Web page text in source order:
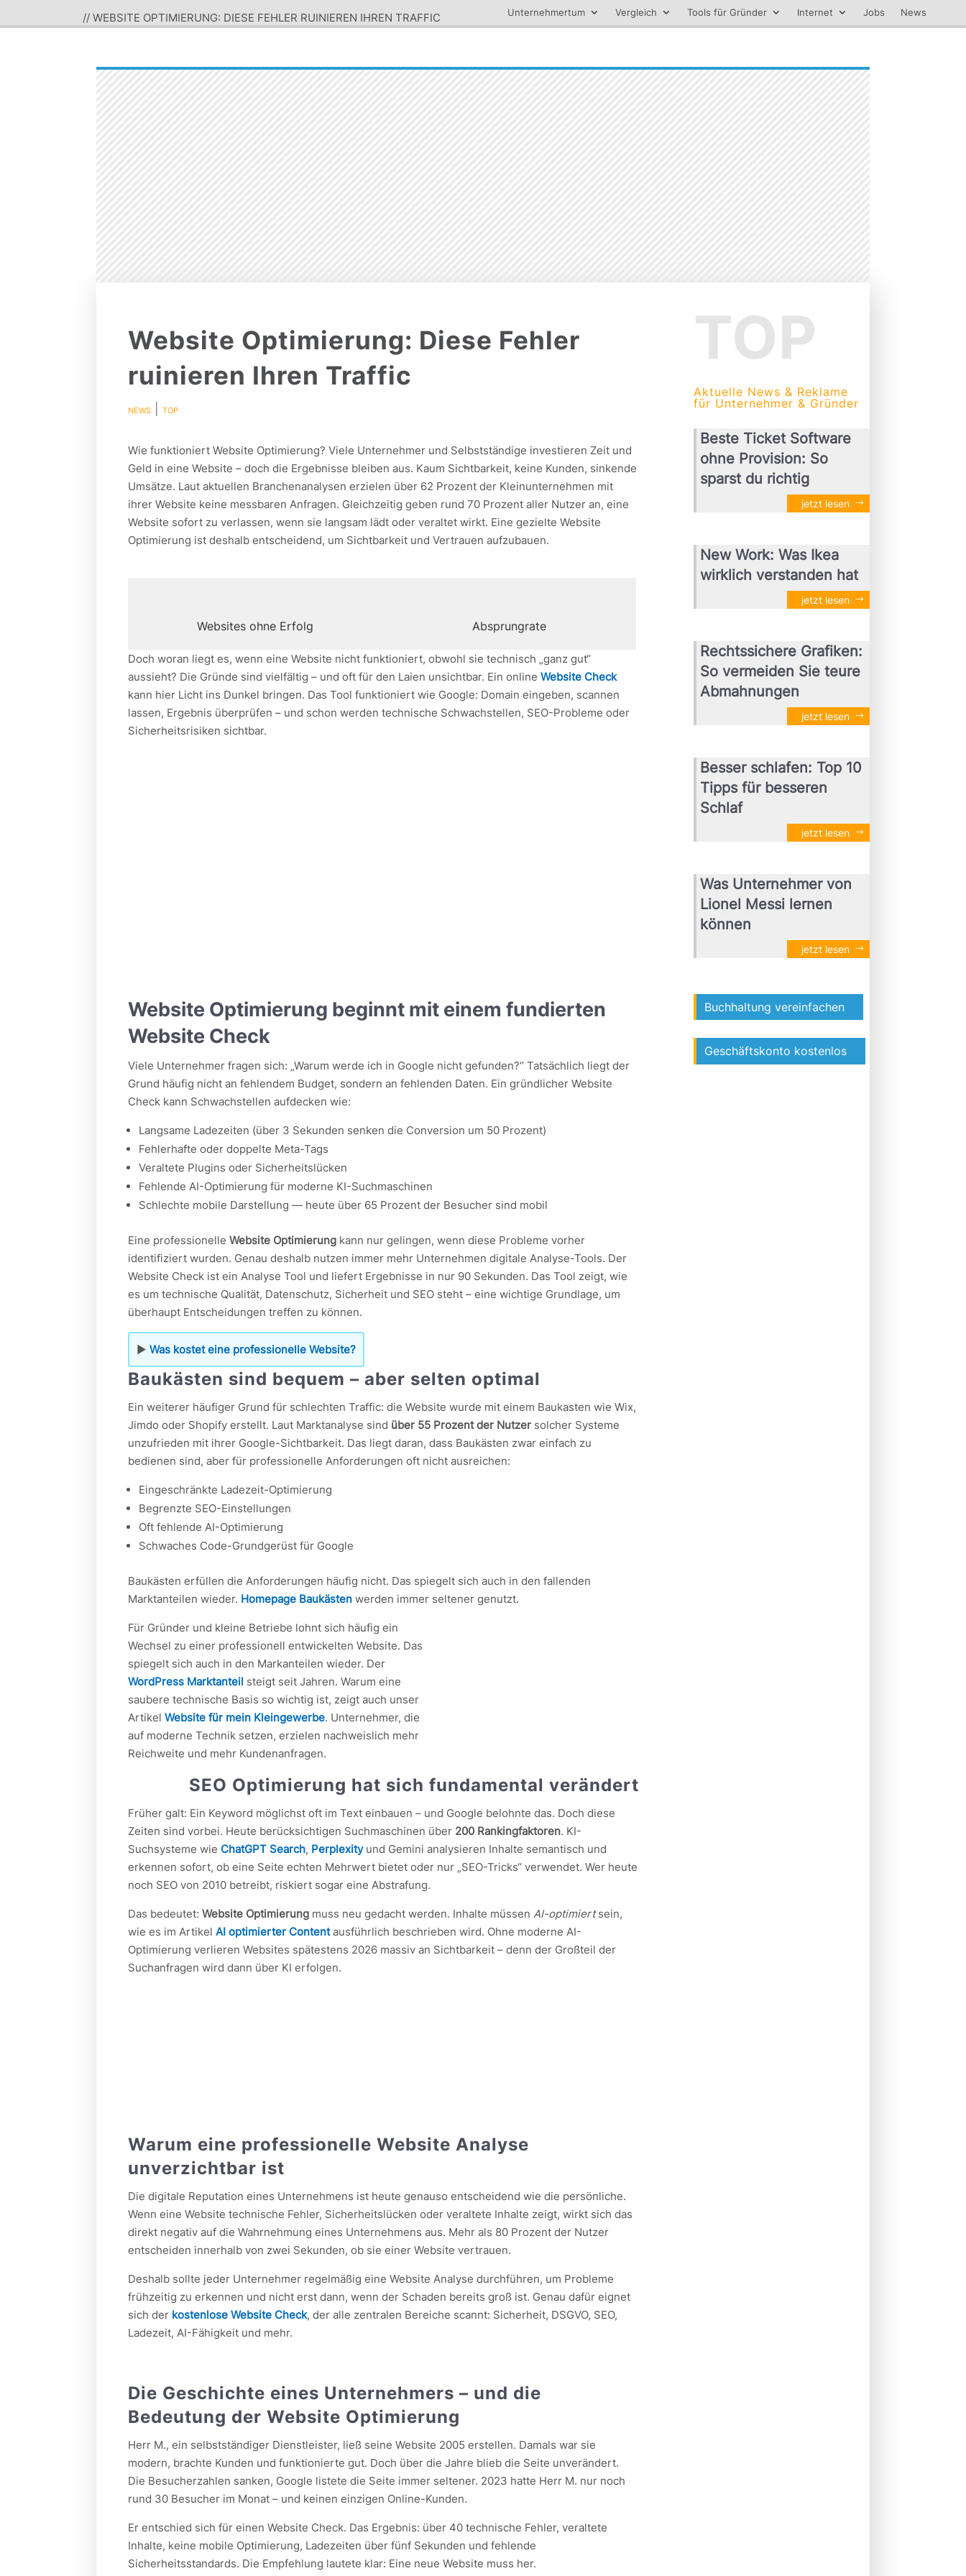
// WEBSITE OPTIMIERUNG: DIESE FEHLER RUINIEREN IHREN TRAFFIC Unternehmertum Vergleich Tools für Gründer Internet Jobs News
Website Optimierung: Diese Fehler
ruinieren Ihren Traffic
NEWS |TOP
Wie funktioniert Website Optimierung? Viele Unternehmer und Selbstständige investieren Zeit und
Geld in eine Website – doch die Ergebnisse bleiben aus. Kaum Sichtbarkeit, keine Kunden, sinkende
Umsätze. Laut aktuellen Branchenanalysen erzielen über 62 Prozent der Kleinunternehmen mit
ihrer Website keine messbaren Anfragen. Gleichzeitig geben rund 70 Prozent aller Nutzer an, eine
Website sofort zu verlassen, wenn sie langsam lädt oder veraltet wirkt. Eine gezielte Website
Optimierung ist deshalb entscheidend, um Sichtbarkeit und Vertrauen aufzubauen.
Websites ohne Erfolg Absprungrate
Doch woran liegt es, wenn eine Website nicht funktioniert, obwohl sie technisch „ganz gut“
aussieht? Die Gründe sind vielfältig – und oft für den Laien unsichtbar. Ein onlineWebsite Check
kann hier Licht ins Dunkel bringen. Das Tool funktioniert wie Google: Domain eingeben, scannen
lassen, Ergebnis überprüfen – und schon werden technische Schwachstellen, SEO-Probleme oder
Sicherheitsrisiken sichtbar.
Website Optimierung beginnt mit einem fundierten
Website Check
Viele Unternehmer fragen sich: „Warum werde ich in Google nicht gefunden?“ Tatsächlich liegt der
Grund häufig nicht an fehlendem Budget, sondern an fehlenden Daten. Ein gründlicher Website
Check kann Schwachstellen aufdecken wie:
Langsame Ladezeiten (über 3 Sekunden senken die Conversion um 50 Prozent)
Fehlerhafte oder doppelte Meta-Tags
Veraltete Plugins oder Sicherheitslücken
Fehlende AI-Optimierung für moderne KI-Suchmaschinen
Schlechte mobile Darstellung — heute über 65 Prozent der Besucher sind mobil
Eine professionelleWebsite Optimierung kann nur gelingen, wenn diese Probleme vorher
identifiziert wurden. Genau deshalb nutzen immer mehr Unternehmen digitale Analyse-Tools. Der
Website Check ist ein Analyse Tool und liefert Ergebnisse in nur 90 Sekunden. Das Tool zeigt, wie
es um technische Qualität, Datenschutz, Sicherheit und SEO steht – eine wichtige Grundlage, um
überhaupt Entscheidungen treffen zu können.
▶Was kostet eine professionelle Website?
Baukästen sind bequem – aber selten optimal
Ein weiterer häufiger Grund für schlechten Traffic: die Website wurde mit einem Baukasten wie Wix,
Jimdo oder Shopify erstellt. Laut Marktanalyse sind über 55 Prozent der Nutzer solcher Systeme
unzufrieden mit ihrer Google-Sichtbarkeit. Das liegt daran, dass Baukästen zwar einfach zu
bedienen sind, aber für professionelle Anforderungen oft nicht ausreichen:
Eingeschränkte Ladezeit-Optimierung
Begrenzte SEO-Einstellungen
Oft fehlende AI-Optimierung
Schwaches Code-Grundgerüst für Google
Baukästen erfüllen die Anforderungen häufig nicht. Das spiegelt sich auch in den fallenden
Marktanteilen wieder. Homepage Baukästen werden immer seltener genutzt.
Für Gründer und kleine Betriebe lohnt sich häufig ein
Wechsel zu einer professionell entwickelten Website. Das
spiegelt sich auch in den Markanteilen wieder. Der
WordPress Marktanteil steigt seit Jahren. Warum eine
saubere technische Basis so wichtig ist, zeigt auch unser
ArtikelWebsite für mein Kleingewerbe. Unternehmer, die
auf moderne Technik setzen, erzielen nachweislich mehr
Reichweite und mehr Kundenanfragen.
SEO Optimierung hat sich fundamental verändert
Früher galt: Ein Keyword möglichst oft im Text einbauen – und Google belohnte das. Doch diese
Zeiten sind vorbei. Heute berücksichtigen Suchmaschinen über 200 Rankingfaktoren. KI-
Suchsysteme wie ChatGPT Search, Perplexityund Gemini analysieren Inhalte semantisch und
erkennen sofort, ob eine Seite echten Mehrwert bietet oder nur „SEO-Tricks“ verwendet. Wer heute
noch SEO von 2010 betreibt, riskiert sogar eine Abstrafung.
Das bedeutet:Website Optimierung muss neu gedacht werden. Inhalte müssenAI-optimiertsein,
wie es im ArtikelAI optimierter Contentausführlich beschrieben wird. Ohne moderne AI-
Optimierung verlieren Websites spätestens 2026 massiv an Sichtbarkeit – denn der Großteil der
Suchanfragen wird dann über KI erfolgen.
Warum eine professionelle Website Analyse
unverzichtbar ist
Die digitale Reputation eines Unternehmens ist heute genauso entscheidend wie die persönliche.
Wenn eine Website technische Fehler, Sicherheitslücken oder veraltete Inhalte zeigt, wirkt sich das
direkt negativ auf die Wahrnehmung eines Unternehmens aus. Mehr als 80 Prozent der Nutzer
entscheiden innerhalb von zwei Sekunden, ob sie einer Website vertrauen.
Deshalb sollte jeder Unternehmer regelmäßig eine Website Analyse durchführen, um Probleme
frühzeitig zu erkennen und nicht erst dann, wenn der Schaden bereits groß ist. Genau dafür eignet
sich der kostenlose Website Check, der alle zentralen Bereiche scannt: Sicherheit, DSGVO, SEO,
Ladezeit, AI-Fähigkeit und mehr.
Die Geschichte eines Unternehmers – und die
Bedeutung der Website Optimierung
Herr M., ein selbstständiger Dienstleister, ließ seine Website 2005 erstellen. Damals war sie
modern, brachte Kunden und funktionierte gut. Doch über die Jahre blieb die Seite unverändert.
Die Besucherzahlen sanken, Google listete die Seite immer seltener. 2023 hatte Herr M. nur noch
rund 30 Besucher im Monat – und keinen einzigen Online-Kunden.
Er entschied sich für einen Website Check. Das Ergebnis: über 40 technische Fehler, veraltete
Inhalte, keine mobile Optimierung, Ladezeiten über fünf Sekunden und fehlende
Sicherheitsstandards. Die Empfehlung lautete klar: Eine neue Website muss her.
TOP
Aktuelle News & Reklame
für Unternehmer & Gründer
Beste Ticket Software
ohne Provision: So
sparst du richtig
jetzt lesen
New Work: Was Ikea
wirklich verstanden hat
jetzt lesen
Rechtssichere Grafiken:
So vermeiden Sie teure
Abmahnungen
jetzt lesen
Besser schlafen: Top 10
Tipps für besseren
Schlaf
jetzt lesen
Was Unternehmer von
Lionel Messi lernen
können
jetzt lesen
Buchhaltung vereinfachen
Geschäftskonto kostenlos